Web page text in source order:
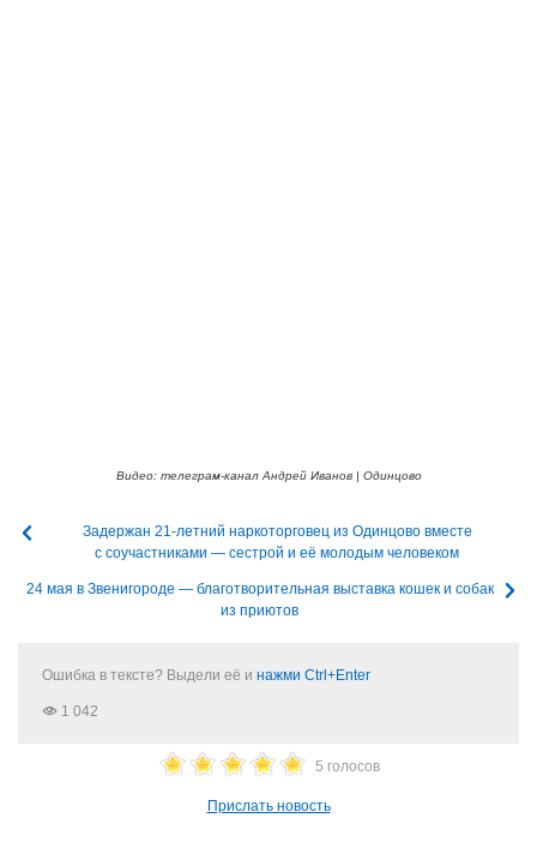
Видео: телеграм-канал Андрей Иванов | Одинцово
Задержан 21-летний наркоторговец из Одинцово вместе
с соучастниками — сестрой и её молодым человеком
24 мая в Звенигороде — благотворительная выставка кошек и собак
из приютов
Ошибка в тексте? Выдели её и нажми Ctrl+Enter
1 042
5 голосов
Прислать новость